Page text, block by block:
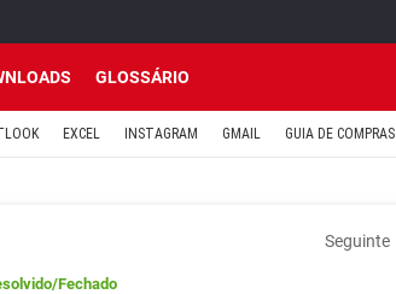
GLOSSÁRIO
EXCEL INSTAGRAM GMAIL GUIA DE COMPRAS
Seguinte
/Fechado